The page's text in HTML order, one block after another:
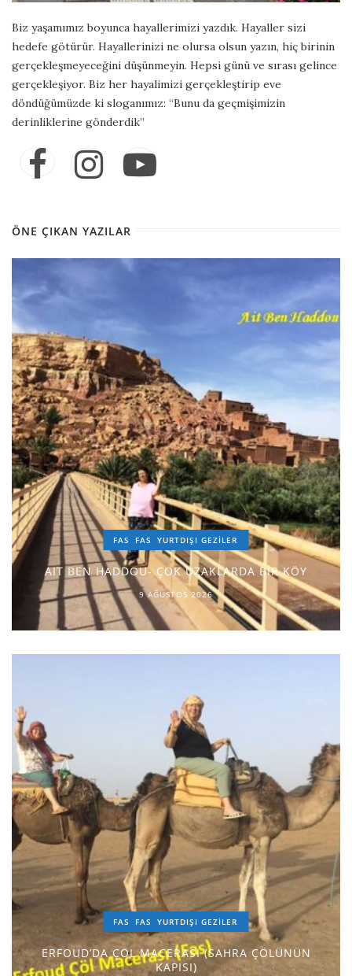
Biz yaşamımız boyunca hayallerimizi yazdık. Hayaller sizi
hedefe götürür. Hayallerinizi ne olursa olsun yazın, hiç birinin
gerçekleşmeyeceğini düşünmeyin. Hepsi günü ve sırası gelince
gerçekleşiyor. Biz her hayalimizi gerçekleştirip eve
döndüğümüzde ki sloganımız: “Bunu da geçmişimizin
derinliklerine gönderdik”
ÖNE ÇIKAN YAZILAR
FAS FAS YURTDIŞI GEZILER
AIT BEN HADDOU- ÇOK UZAKLARDA BİR KÖY
9 AĞUSTOS 2026
FAS FAS YURTDIŞI GEZILER
ERFOUD’DA ÇÖL MACERASI (SAHRA ÇÖLÜNÜN
KAPISI)